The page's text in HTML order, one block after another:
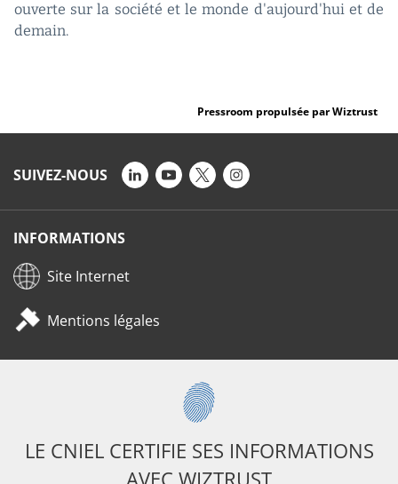
ouverte sur la société et le monde d'aujourd'hui et de
demain.
Pressroom propulsée par Wiztrust
SUIVEZ-NOUS
INFORMATIONS
Site Internet
Mentions légales
LE CNIEL CERTIFIE SES INFORMATIONS
AVEC WIZTRUST